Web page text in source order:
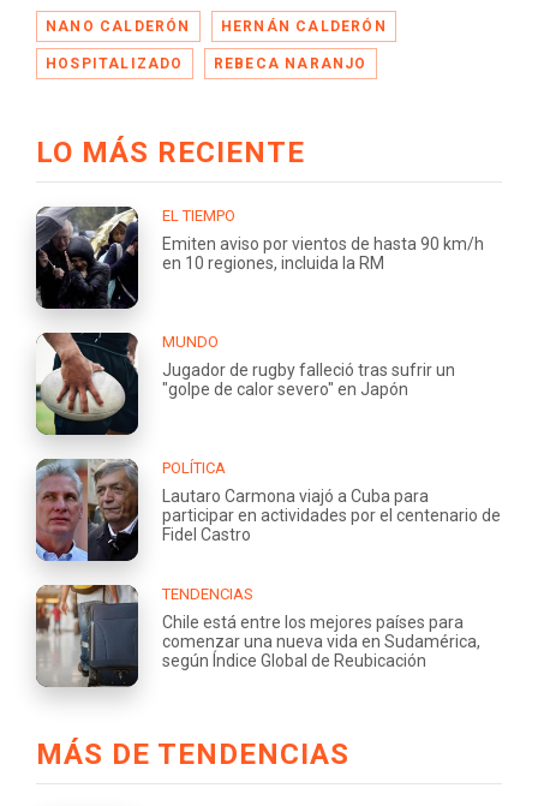
NANO CALDERÓN HERNÁN CALDERÓN
HOSPITALIZADO REBECA NARANJO
LO MÁS RECIENTE
EL TIEMPO
Emiten aviso por vientos de hasta 90 km/h
en 10 regiones, incluida la RM
MUNDO
Jugador de rugby falleció tras sufrir un
"golpe de calor severo" en Japón
POLÍTICA
Lautaro Carmona viajó a Cuba para
participar en actividades por el centenario de
Fidel Castro
TENDENCIAS
Chile está entre los mejores países para
comenzar una nueva vida en Sudamérica,
según Índice Global de Reubicación
MÁS DE TENDENCIAS